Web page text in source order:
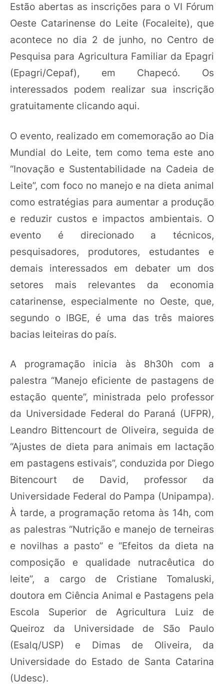
Estão abertas as inscrições para o VI Fórum
Oeste Catarinense do Leite (Focaleite), que
acontece no dia 2 de junho, no Centro de
Pesquisa para Agricultura Familiar da Epagri
(Epagri/Cepaf), em Chapecó. Os
interessados podem realizar sua inscrição
gratuitamente clicando aqui.
O evento, realizado em comemoração ao Dia
Mundial do Leite, tem como tema este ano
“Inovação e Sustentabilidade na Cadeia de
Leite”, com foco no manejo e na dieta animal
como estratégias para aumentar a produção
e reduzir custos e impactos ambientais. O
evento é direcionado a técnicos,
pesquisadores, produtores, estudantes e
demais interessados em debater um dos
setores mais relevantes da economia
catarinense, especialmente no Oeste, que,
segundo o IBGE, é uma das três maiores
bacias leiteiras do país.
A programação inicia às 8h30h com a
palestra “Manejo eficiente de pastagens de
estação quente”, ministrada pelo professor
da Universidade Federal do Paraná (UFPR),
Leandro Bittencourt de Oliveira, seguida de
“Ajustes de dieta para animais em lactação
em pastagens estivais”, conduzida por Diego
Bitencourt de David, professor da
Universidade Federal do Pampa (Unipampa).
À tarde, a programação retoma às 14h, com
as palestras “Nutrição e manejo de terneiras
e novilhas a pasto” e “Efeitos da dieta na
composição e qualidade nutracêutica do
leite”, a cargo de Cristiane Tomaluski,
doutora em Ciência Animal e Pastagens pela
Escola Superior de Agricultura Luiz de
Queiroz da Universidade de São Paulo
(Esalq/USP) e Dimas de Oliveira, da
Universidade do Estado de Santa Catarina
(Udesc).